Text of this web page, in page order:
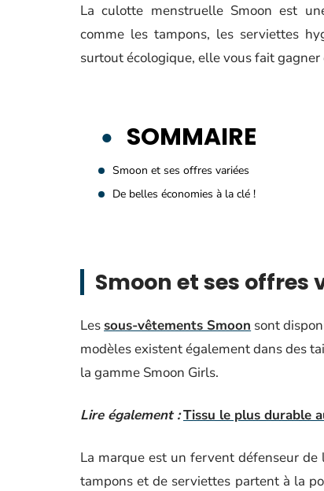
La culotte menstruelle Smoon est
comme les tampons, les serviettes
surtout écologique, elle vous fait
SOMMAIRE
Smoon et ses offres variées
De belles économies à la clé !
Smoon et ses offres
Les sous-vêtements Smoon sont
modèles existent également dans des
la gamme Smoon Girls.
Lire également :Tissu le plus durable
La marque est un fervent défenseur de
tampons et de serviettes partent à la